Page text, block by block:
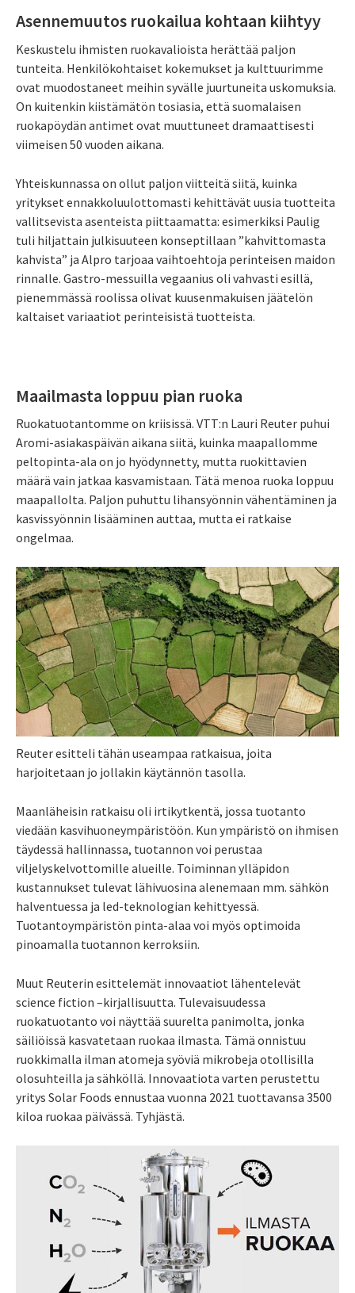
Asennemuutos ruokailua kohtaan kiihtyy
Keskustelu ihmisten ruokavalioista herättää paljon
tunteita. Henkilökohtaiset kokemukset ja kulttuurimme
ovat muodostaneet meihin syvälle juurtuneita uskomuksia.
On kuitenkin kiistämätön tosiasia, että suomalaisen
ruokapöydän antimet ovat muuttuneet dramaattisesti
viimeisen 50 vuoden aikana.
Yhteiskunnassa on ollut paljon viitteitä siitä, kuinka
yritykset ennakkoluulottomasti kehittävät uusia tuotteita
vallitsevista asenteista piittaamatta: esimerkiksi Paulig
tuli hiljattain julkisuuteen konseptillaan ”kahvittomasta
kahvista” ja Alpro tarjoaa vaihtoehtoja perinteisen maidon
rinnalle. Gastro-messuilla vegaanius oli vahvasti esillä,
pienemmässä roolissa olivat kuusenmakuisen jäätelön
kaltaiset variaatiot perinteisistä tuotteista.
Maailmasta loppuu pian ruoka
Ruokatuotantomme on kriisissä. VTT:n Lauri Reuter puhui
Aromi-asiakaspäivän aikana siitä, kuinka maapallomme
peltopinta-ala on jo hyödynnetty, mutta ruokittavien
määrä vain jatkaa kasvamistaan. Tätä menoa ruoka loppuu
maapallolta. Paljon puhuttu lihansyönnin vähentäminen ja
kasvissyönnin lisääminen auttaa, mutta ei ratkaise
ongelmaa.
Reuter esitteli tähän useampaa ratkaisua, joita
harjoitetaan jo jollakin käytännön tasolla.
Maanläheisin ratkaisu oli irtikytkentä, jossa tuotanto
viedään kasvihuoneympäristöön. Kun ympäristö on ihmisen
täydessä hallinnassa, tuotannon voi perustaa
viljelyskelvottomille alueille. Toiminnan ylläpidon
kustannukset tulevat lähivuosina alenemaan mm. sähkön
halventuessa ja led-teknologian kehittyessä.
Tuotantoympäristön pinta-alaa voi myös optimoida
pinoamalla tuotannon kerroksiin.
Muut Reuterin esittelemät innovaatiot lähentelevät
science fiction –kirjallisuutta. Tulevaisuudessa
ruokatuotanto voi näyttää suurelta panimolta, jonka
säiliöissä kasvatetaan ruokaa ilmasta. Tämä onnistuu
ruokkimalla ilman atomeja syöviä mikrobeja otollisilla
olosuhteilla ja sähköllä. Innovaatiota varten perustettu
yritys Solar Foods ennustaa vuonna 2021 tuottavansa 3500
kiloa ruokaa päivässä. Tyhjästä.